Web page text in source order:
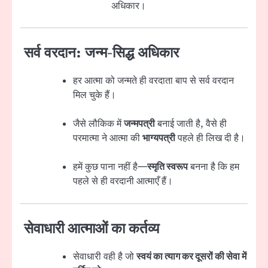
अधिकार।
सर्व वरदान: जन्म-सिद्ध अधिकार
हर आत्मा को जन्मते ही वरदाता बाप से सर्व वरदान
मिल चुके हैं।
जैसे लौकिक मेंजन्मपत्रीबनाई जाती है, वैसे ही
परमात्मा ने आत्मा कीभाग्यपत्रीपहले ही लिख दी है।
हमें कुछ पाना नहीं है—स्मृति स्वरूपबनना है कि हम
पहले से ही वरदानी आत्माएँ हैं।
सेवाधारी आत्माओं का कर्तव्य
सेवाधारी वही है जोस्वयं का त्याग कर दूसरों की सेवा में